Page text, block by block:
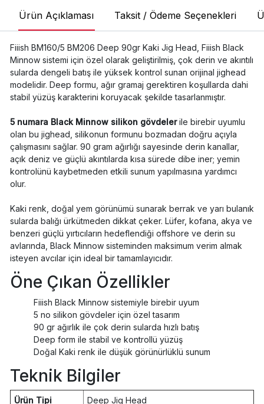
Ürün Açıklaması Taksit / Ödeme Seçenekleri
Fiiish BM160/5 BM206 Deep 90gr Kaki Jig Head, Fiiish Black
Minnow sistemi için özel olarak geliştirilmiş, çok derin ve akıntılı
sularda dengeli batış ile yüksek kontrol sunan orijinal jighead
modelidir. Deep formu, ağır gramaj gerektiren koşullarda dahi
stabil yüzüş karakterini koruyacak şekilde tasarlanmıştır.
5 numara Black Minnow silikon gövdelerile birebir uyumlu
olan bu jighead, silikonun formunu bozmadan doğru açıyla
çalışmasını sağlar. 90 gram ağırlığı sayesinde derin kanallar,
açık deniz ve güçlü akıntılarda kısa sürede dibe iner; yemin
kontrolünü kaybetmeden etkili sunum yapılmasına yardımcı
olur.
Kaki renk, doğal yem görünümü sunarak berrak ve yarı bulanık
sularda balığı ürkütmeden dikkat çeker. Lüfer, kofana, akya ve
benzeri güçlü yırtıcıların hedeflendiği offshore ve derin su
avlarında, Black Minnow sisteminden maksimum verim almak
isteyen avcılar için ideal bir tamamlayıcıdır.
Öne Çıkan Özellikler
Fiiish Black Minnow sistemiyle birebir uyum
5 no silikon gövdeler için özel tasarım
90 gr ağırlık ile çok derin sularda hızlı batış
Deep form ile stabil ve kontrollü yüzüş
Doğal Kaki renk ile düşük görünürlüklü sunum
Teknik Bilgiler
Ürün Tipi Deep Jig Head